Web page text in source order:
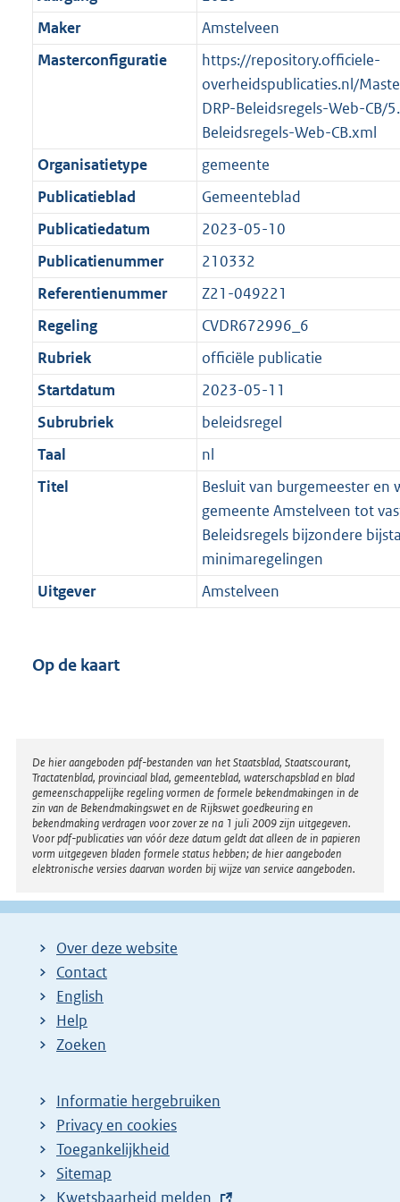
Maker
Amstelveen
Masterconfiguratie
https://repository.officiele-
overheidspublicaties.nl/
DRP-Beleidsregels-Web-CB/
Beleidsregels-Web-CB.xml
Organisatietype
gemeente
Publicatieblad
Gemeenteblad
Publicatiedatum
2023-05-10
Publicatienummer
210332
Referentienummer
Z21-049221
Regeling
CVDR672996_6
Rubriek
officiële publicatie
Startdatum
2023-05-11
Subrubriek
beleidsregel
Taal
nl
Titel
Besluit van burgemeester en
gemeente Amstelveen tot
Beleidsregels bijzondere
minimaregelingen
Uitgever
Amstelveen
Op de kaart
Disclaimer
De hier aangeboden pdf-bestanden van het Staatsblad, Staatscourant,
Tractatenblad, provinciaal blad, gemeenteblad, waterschapsblad en blad
gemeenschappelijke regeling vormen de formele bekendmakingen in de
zin van de Bekendmakingswet en de Rijkswet goedkeuring en
bekendmaking verdragen voor zover ze na 1 juli 2009 zijn uitgegeven.
Voor pdf-publicaties van vóór deze datum geldt dat alleen de in papieren
vorm uitgegeven bladen formele status hebben; de hier aangeboden
elektronische versies daarvan worden bij wijze van service aangeboden.
Over deze website
Contact
English
Help
Zoeken
Informatie hergebruiken
Privacy en cookies
Toegankelijkheid
Sitemap
E
Kwetsbaarheid melden